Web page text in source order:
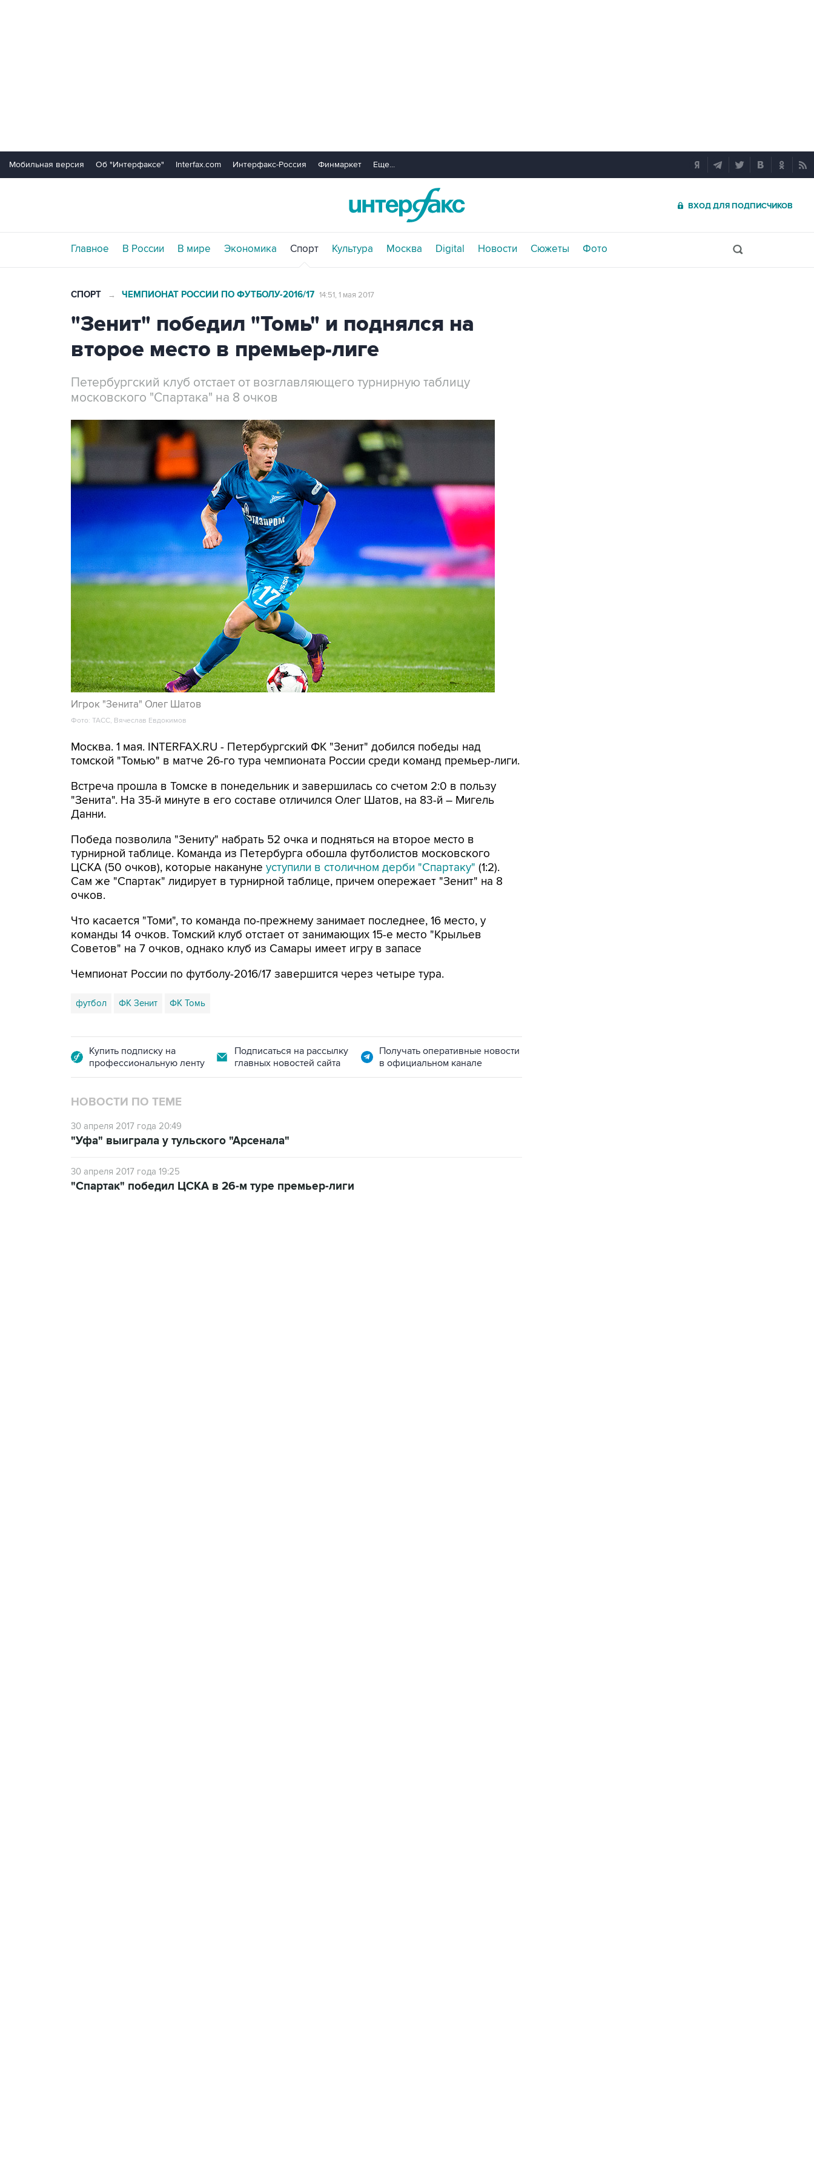
Мобильная версия Об "Интерфаксе" Interfax.com Интерфакс-Россия Финмаркет Еще...
ВХОД ДЛЯ ПОДПИСЧИКОВ
Главное В России В мире Экономика Спорт Культура Москва Digital Новости Сюжеты Фото
СПОРТ → ЧЕМПИОНАТ РОССИИ ПО ФУТБОЛУ-2016/17 14:51, 1 мая 2017
"Зенит" победил "Томь" и поднялся на
второе место в премьер-лиге
Петербургский клуб отстает от возглавляющего турнирную таблицу
московского "Спартака" на 8 очков
Игрок "Зенита" Олег Шатов
Фото: ТАСС, Вячеслав Евдокимов
Москва. 1 мая. INTERFAX.RU - Петербургский ФК "Зенит" добился победы над
томской "Томью" в матче 26-го тура чемпионата России среди команд премьер-лиги.
Встреча прошла в Томске в понедельник и завершилась со счетом 2:0 в пользу
"Зенита". На 35-й минуте в его составе отличился Олег Шатов, на 83-й – Мигель
Данни.
Победа позволила "Зениту" набрать 52 очка и подняться на второе место в
турнирной таблице. Команда из Петербурга обошла футболистов московского
ЦСКА (50 очков), которые накануне уступили в столичном дерби "Спартаку" (1:2).
Сам же "Спартак" лидирует в турнирной таблице, причем опережает "Зенит" на 8
очков.
Что касается "Томи", то команда по-прежнему занимает последнее, 16 место, у
команды 14 очков. Томский клуб отстает от занимающих 15-е место "Крыльев
Советов" на 7 очков, однако клуб из Самары имеет игру в запасе
Чемпионат России по футболу-2016/17 завершится через четыре тура.
футбол ФК Зенит ФК Томь
Купить подписку на
профессиональную ленту
Подписаться на рассылку
главных новостей сайта
Получать оперативные новости
в официальном канале
НОВОСТИ ПО ТЕМЕ
30 апреля 2017 года 20:49
"Уфа" выиграла у тульского "Арсенала"
30 апреля 2017 года 19:25
"Спартак" победил ЦСКА в 26-м туре премьер-лиги